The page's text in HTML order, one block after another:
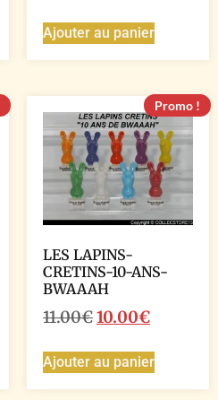
Ajouter au panier
Promo !
LES LAPINS-
CRETINS-10-ANS-
BWAAAH
11.00€10.00€
Ajouter au panier